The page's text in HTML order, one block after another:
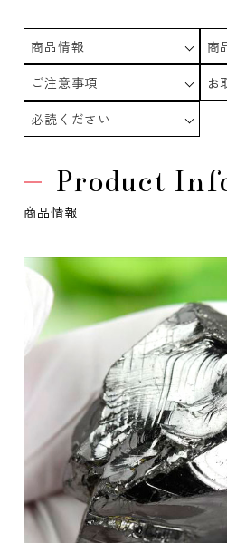
商品情報
商
ご注意事項
お
必読ください
Product
商品情報